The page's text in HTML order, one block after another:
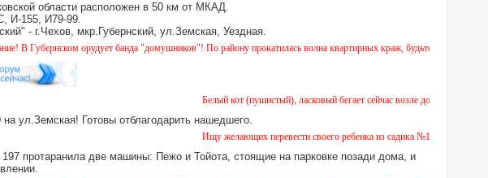
области расположен в 50 км от МКАД.
И-155, И79-99.
- г.Чехов, мкр.Губернский, ул.Земская, Уездная.
орудует банда "домушников"! По району прокатилась волна квартирных краж, будьте бдительны!
Белый кот (пушистый), ласковый бегает сейчас возле дома № 2 на
ул.Земская! Готовы отблагодарить нашедшего.
Ищу желающих перевести своего ребенка из садика №11 в садик № 26.
протаранила две машины: Пежо и Тойота, стоящие на парковке позади дома, и